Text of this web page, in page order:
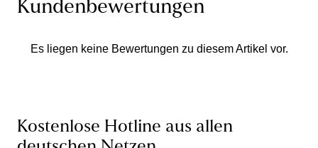
Kundenbewertungen
Es liegen keine Bewertungen zu diesem Artikel vor.
Kostenlose Hotline aus allen